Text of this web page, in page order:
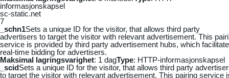
informasjonskapsel
sc-static.net
7
_schn1Sets a unique ID for the visitor, that allows third party
advertisers to target the visitor with relevant advertisement. This
service is provided by third party advertisement hubs, which
real-time bidding for advertisers.
Maksimal lagringsvarighet: 1 dagType: HTTP-informasjonskapsel
_scidSets a unique ID for the visitor, that allows third party
to target the visitor with relevant advertisement. This pairing service